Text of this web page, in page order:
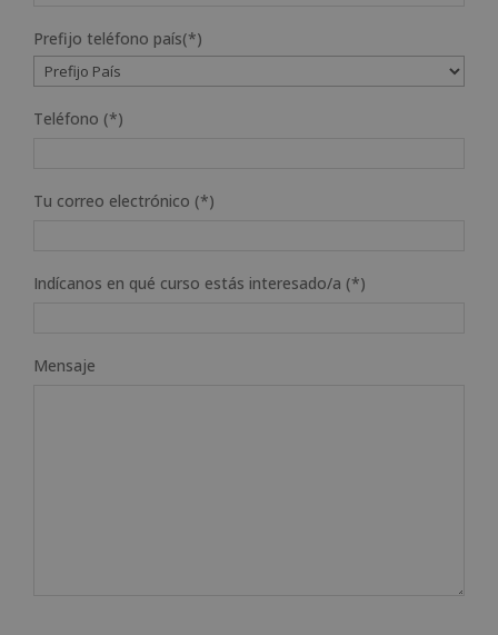
Prefijo teléfono país(*)
Teléfono (*)
Tu correo electrónico (*)
Indícanos en qué curso estás interesado/a (*)
Mensaje